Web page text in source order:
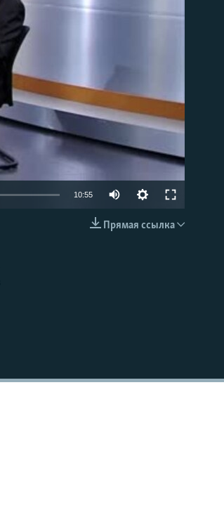
10:55
Прямая ссылка